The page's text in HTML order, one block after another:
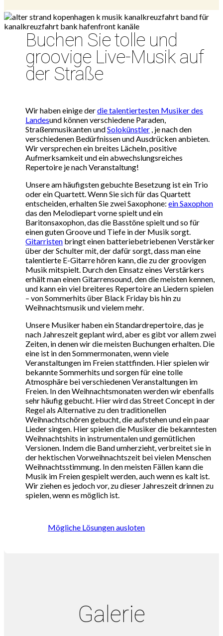
Buchen Sie tolle und
groovige Live-Musik auf
der Straße
Wir haben einige derdie talentiertesten Musiker des
Landesund können verschiedene Paraden,
Straßenmusikanten undSolokünstler , je nach den
verschiedenen Bedürfnissen und Ausdrücken anbieten.
Wir versprechen ein breites Lächeln, positive
Aufmerksamkeit und ein abwechslungsreiches
Repertoire je nach Veranstaltung!
Unsere am häufigsten gebuchte Besetzung ist ein Trio
oder ein Quartett. Wenn Sie sich für das Quartett
entscheiden, erhalten Sie zwei Saxophone:ein Saxophon
das den Melodiepart vorne spielt und ein
Baritonsaxophon, das die Basstöne spielt und so für
einen guten Groove und Tiefe in der Musik sorgt.
Gitarristen bringt einen batteriebetriebenen Verstärker
über der Schulter mit, der dafür sorgt, dass man eine
talentierte E-Gitarre hören kann, die zu der groovigen
Musik mitspielt. Durch den Einsatz eines Verstärkers
erhält man einen Gitarrensound, den die meisten kennen,
und kann ein viel breiteres Repertoire an Liedern spielen
– von Sommerhits über Black Friday bis hin zu
Weihnachtsmusik und vielem mehr.
Unsere Musiker haben ein Standardrepertoire, das je
nach Jahreszeit geplant wird, aber es gibt vor allem zwei
Zeiten, in denen wir die meisten Buchungen erhalten. Die
eine ist in den Sommermonaten, wenn viele
Veranstaltungen im Freien stattfinden. Hier spielen wir
bekannte Sommerhits und sorgen für eine tolle
Atmosphäre bei verschiedenen Veranstaltungen im
Freien. In den Weihnachtsmonaten werden wir ebenfalls
sehr häufig gebucht. Hier wird das Street Concept in der
Regel als Alternative zu den traditionellen
Weihnachtschören gebucht, die aufstehen und ein paar
Lieder singen. Hier spielen die Musiker die bekanntesten
Weihnachtshits in instrumentalen und gemütlichen
Versionen. Indem die Band umherzieht, verbreitet sie in
der hektischen Vorweihnachtszeit bei vielen Menschen
Weihnachtsstimmung. In den meisten Fällen kann die
Musik im Freien gespielt werden, auch wenn es kalt ist.
Wir ziehen es jedoch vor, zu dieser Jahreszeit drinnen zu
spielen, wenn es möglich ist.
Mögliche Lösungen ausloten
Galerie